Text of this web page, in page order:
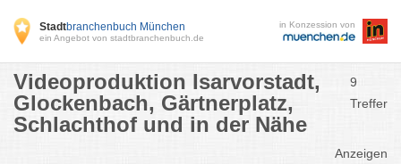
Stadtbranchenbuch München
ein Angebot von stadtbranchenbuch.de
in Konzession von
Videoproduktion Isarvorstadt,
Glockenbach, Gärtnerplatz,
Schlachthof und in der Nähe
9
Treffer
Anzeigen